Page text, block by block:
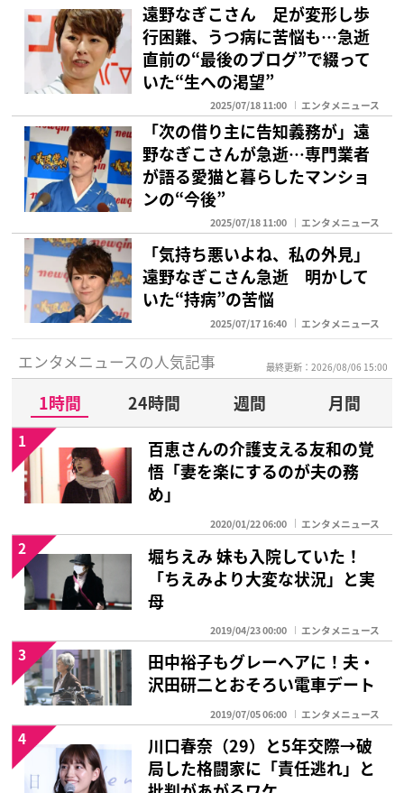
遠野なぎこさん 足が変形し歩
行困難、うつ病に苦悩も…急逝
直前の“最後のブログ”で綴って
いた“生への渇望”
2025/07/18 11:00 エンタメニュース
「次の借り主に告知義務が」遠
野なぎこさんが急逝…専門業者
が語る愛猫と暮らしたマンショ
ンの“今後”
2025/07/18 11:00 エンタメニュース
「気持ち悪いよね、私の外見」
遠野なぎこさん急逝 明かして
いた“持病”の苦悩
2025/07/17 16:40 エンタメニュース
エンタメニュースの人気記事 最終更新：2026/08/06 15:00
1時間 24時間 週間
月間
百恵さんの介護支える友和の覚
悟「妻を楽にするのが夫の務
め」
2020/01/22 06:00 エンタメニュース
1
堀ちえみ 妹も入院していた！
「ちえみより大変な状況」と実
母
2019/04/23 00:00 エンタメニュース
2
田中裕子もグレーヘアに！夫・
沢田研二とおそろい電車デート
2019/07/05 06:00 エンタメニュース
3
川口春奈（29）と5年交際→破
局した格闘家に「責任逃れ」と
4